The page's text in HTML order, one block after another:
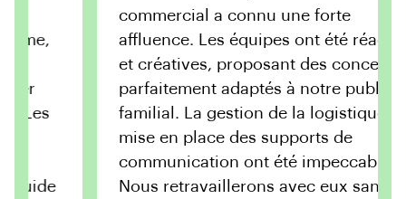
commercial a connu une forte
affluence. Les équipes ont été réactives
et créatives, proposant des concepts
parfaitement adaptés à notre public
familial. La gestion de la logistique et la
mise en place des supports de
communication ont été impeccables.
Nous retravaillerons avec eux sans